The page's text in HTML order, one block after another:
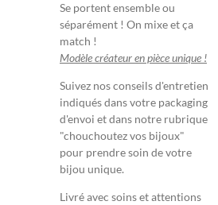
Se portent ensemble ou
séparément ! On mixe et ça
match !
Modèle créateur en pièce unique !
Suivez nos conseils d'entretien
indiqués dans votre packaging
d'envoi et dans notre rubrique
"chouchoutez vos bijoux"
pour prendre soin de votre
bijou unique.
Livré avec soins et attentions